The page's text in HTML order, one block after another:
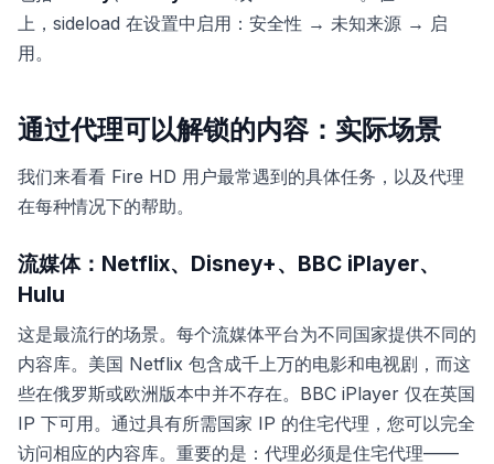
上，sideload 在设置中启用：安全性 → 未知来源 → 启
用。
通过代理可以解锁的内容：实际场景
我们来看看 Fire HD 用户最常遇到的具体任务，以及代理
在每种情况下的帮助。
流媒体：Netflix、Disney+、BBC iPlayer、
Hulu
这是最流行的场景。每个流媒体平台为不同国家提供不同的
内容库。美国 Netflix 包含成千上万的电影和电视剧，而这
些在俄罗斯或欧洲版本中并不存在。BBC iPlayer 仅在英国
IP 下可用。通过具有所需国家 IP 的住宅代理，您可以完全
访问相应的内容库。重要的是：代理必须是住宅代理——